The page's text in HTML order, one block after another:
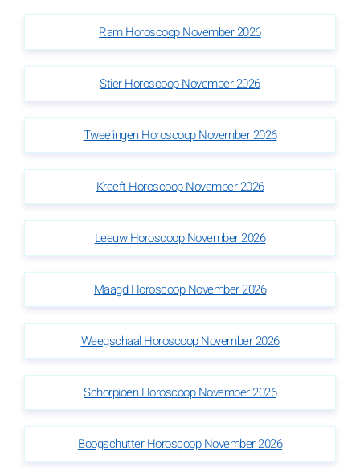
Ram Horoscoop November 2026
Stier Horoscoop November 2026
Tweelingen Horoscoop November 2026
Kreeft Horoscoop November 2026
Leeuw Horoscoop November 2026
Maagd Horoscoop November 2026
Weegschaal Horoscoop November 2026
Schorpioen Horoscoop November 2026
Boogschutter Horoscoop November 2026